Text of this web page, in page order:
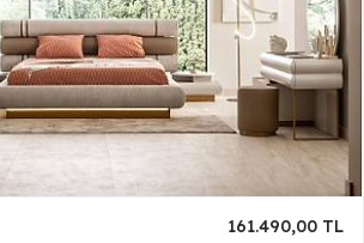
161.490,00 TL